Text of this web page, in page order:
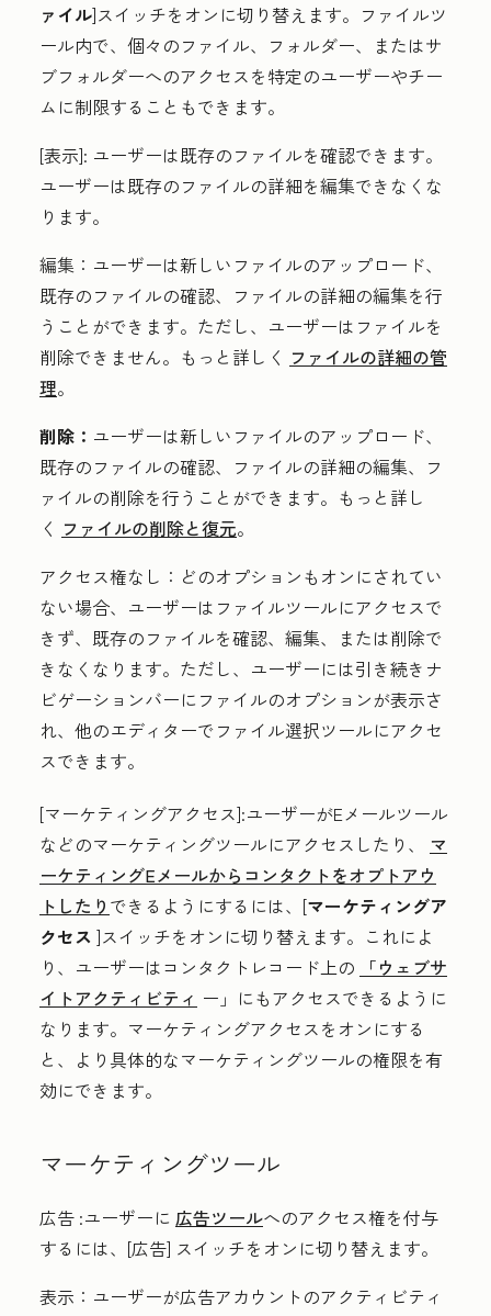
ァイル]スイッチをオンに切り替えます。ファイルツ
ール内で、個々のファイル、フォルダー、またはサ
ブフォルダーへのアクセスを特定のユーザーやチー
ムに制限することもできます。
[表示]: ユーザーは既存のファイルを確認できます。
ユーザーは既存のファイルの詳細を編集できなくな
ります。
編集： ユーザーは新しいファイルのアップロード、
既存のファイルの確認、ファイルの詳細の編集を行
うことができます。ただし、ユーザーはファイルを
削除できません。もっと詳しく ファイルの詳細の管
理。
削除： ユーザーは新しいファイルのアップロード、
既存のファイルの確認、ファイルの詳細の編集、フ
ァイルの削除を行うことができます。もっと詳し
く ファイルの削除と復元。
アクセス権なし ：どのオプションもオンにされてい
ない場合、ユーザーはファイルツールにアクセスで
きず、既存のファイルを確認、編集、または削除で
きなくなります。ただし、ユーザーには引き続きナ
ビゲーションバーにファイルのオプションが表示さ
れ、他のエディターでファイル選択ツールにアクセ
スできます。
[マーケティングアクセス]:ユーザーがEメールツール
などのマーケティングツールにアクセスしたり、 マ
ーケティングEメールからコンタクトをオプトアウ
トしたり できるようにするには、[マーケティングア
クセス ]スイッチをオンに切り替えます。これによ
り、ユーザーはコンタクトレコード上の
「ウェブサ
イトアクティビティ ー」にもアクセスできるように
なります。マーケティングアクセスをオンにする
と、より具体的なマーケティングツールの権限を有
効にできます。
マーケティングツール
広告 :ユーザーに 広告ツールへのアクセス権を付与
するには、[広告] スイッチをオンに切り替えます。
表示 ：ユーザーが広告アカウントのアクティビティ